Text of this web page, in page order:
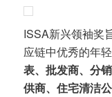
ISSA新兴领袖奖
应链中优秀的年
表、批发商、分
供商、住宅清洁